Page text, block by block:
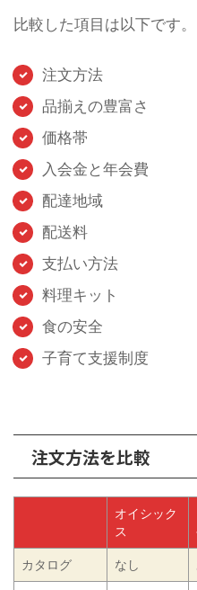
比較した項目は以下です。
注文方法
品揃えの豊富さ
価格帯
入会金と年会費
配達地域
配送料
支払い方法
料理キット
食の安全
子育て支援制度
注文方法を比較
オイシック
ス
カタログ なし